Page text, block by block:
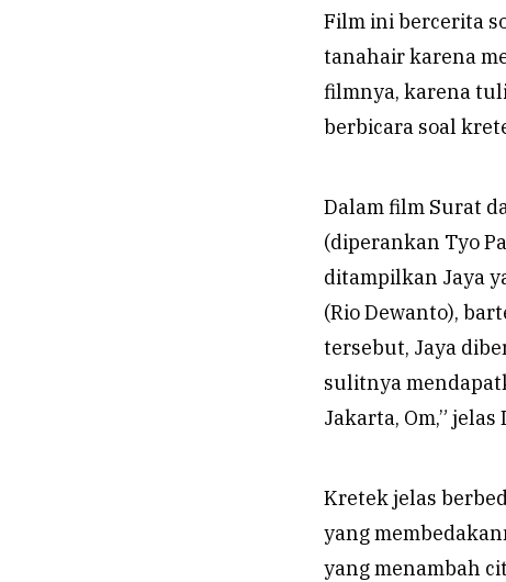
Film ini bercerita
tanahair karena
filmnya, karena
berbicara soal
Dalam film Surat
(diperankan Tyo
ditampilkan Jaya
(Rio Dewanto),
tersebut, Jaya
sulitnya
Jakarta, Om,”
Kretek jelas
yang
yang menambah